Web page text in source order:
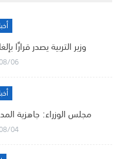
وزير التربية يصدر قرارًا
06
مجلس الوزراء: جاهزية
04